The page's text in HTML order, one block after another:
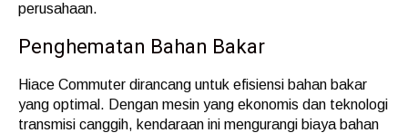
perusahaan.
Penghematan Bahan Bakar
Hiace Commuter dirancang untuk efisiensi bahan bakar
yang optimal. Dengan mesin yang ekonomis dan teknologi
transmisi canggih, kendaraan ini mengurangi biaya bahan